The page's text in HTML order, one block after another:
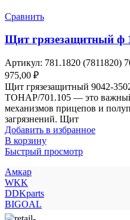
Сравнить
Щит грязезащитный
Артикул: 781.1820 (7811820)
975,00 ₽
Щит грязезащитный 9042-
ТОНАР/701.105 — это
механизмов прицепов и
загрязнений. Щит
Добавить в избранное
В корзину
Быстрый просмотр
Амкар
WKK
DDKparts
BIGOAL